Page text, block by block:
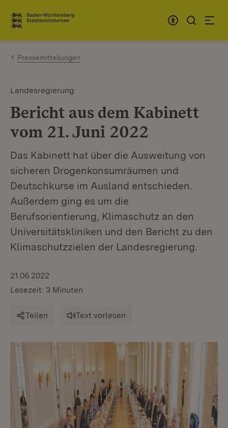
Zum Inhalt springen
Link zur Startseite
Pressemitteilungen
Landesregierung
Bericht aus dem Kabinett
vom 21. Juni 2022
Das Kabinett hat über die Ausweitung von
sicheren Drogenkonsumräumen und
Deutschkurse im Ausland entschieden.
Außerdem ging es um die
Berufsorientierung, Klimaschutz an den
Universitätskliniken und den Bericht zu den
Klimaschutzzielen der Landesregierung.
21.06.2022
Lesezeit: 3 Minuten
Teilen Text vorlesen